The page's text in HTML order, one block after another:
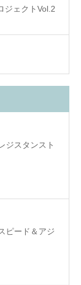
ジェクトVol.2
ジスタンスト
ピード＆アジ